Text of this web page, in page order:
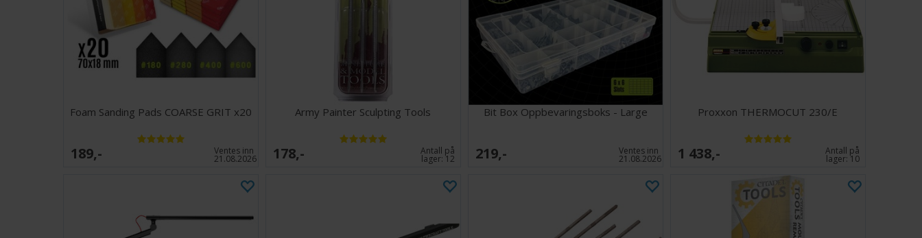
Foam Sanding Pads COARSE GRIT x20
189,- Ventes inn
21.08.2026
Army Painter Sculpting Tools
178,- Antall på
lager: 12
Bit Box Oppbevaringsboks - Large
219,- Ventes inn
21.08.2026
Proxxon THERMOCUT 230/E
1 438,- Antall på
lager: 10